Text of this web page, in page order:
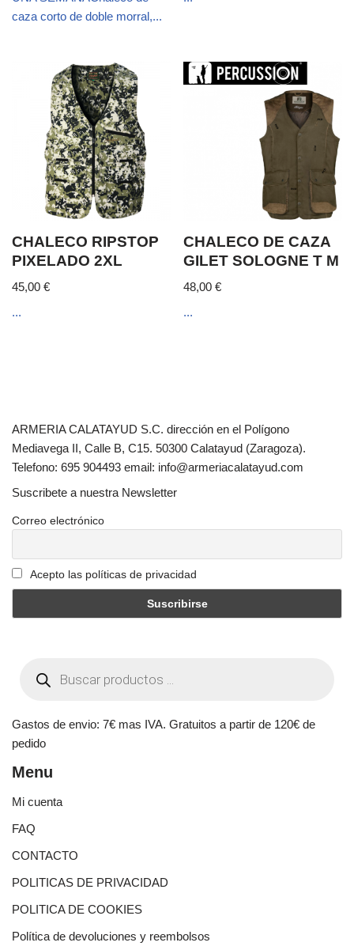
caza corto de doble morral,...
CHALECO RIPSTOP
PIXELADO 2XL
45,00 €
...
CHALECO DE CAZA
GILET SOLOGNE T M
48,00€
...
ARMERIA CALATAYUD S.C. dirección en el Polígono
Mediavega II, Calle B, C15. 50300 Calatayud (Zaragoza).
Telefono: 695 904493 email: info@armeriacalatayud.com
Suscribete a nuestra Newsletter
Correo electrónico
Acepto las políticas de privacidad
Gastos de envio: 7€ mas IVA. Gratuitos a partir de 120€ de
pedido
Menu
Mi cuenta
FAQ
CONTACTO
POLITICAS DE PRIVACIDAD
POLITICA DE COOKIES
Política de devoluciones y reembolsos